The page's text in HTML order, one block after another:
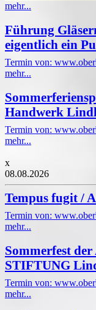
mehr...
Führung
eigentlich ein
Termin von:
mehr...
Handwerk
Termin von:
mehr...
x
08.08.2026
Tempus fugit /
Termin von:
mehr...
Sommerfest
STIFTUNG
Termin von:
mehr...